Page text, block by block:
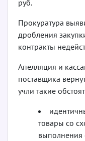
руб.
Прокуратура
дробления
контракты
Апелляция и
поставщика
учли такие
товары со
выполнения